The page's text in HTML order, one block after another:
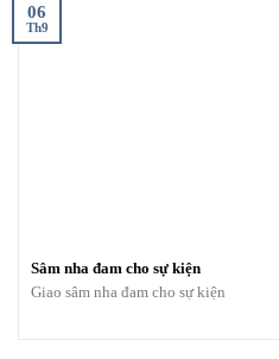
Sâm nha đam cho sự kiện
Giao sâm nha đam cho sự kiện
06
Th9